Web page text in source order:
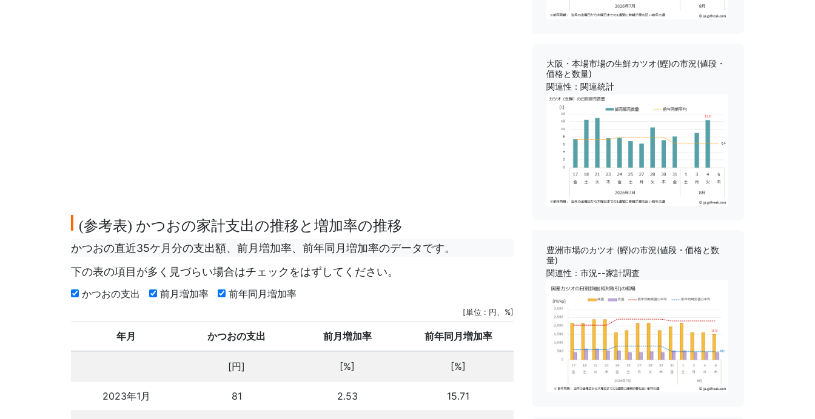
(参考表) かつおの家計支出の推移と増加率の推移
かつおの直近35ケ月分の支出額、前月増加率、前年同月増加率のデータです。
下の表の項目が多く見づらい場合はチェックをはずしてください。
かつおの支出 前月増加率 前年同月増加率
[単位 : 円、%]
年月 かつおの支出 前月増加率 前年同月増加率
[円] [%] [%]
2023年1月 81 2.53 15.71
大阪・本場市場の生鮮カツオ(鰹)の市況(値段・
価格と数量)
関連性：関連統計
豊洲市場のカツオ (鰹)の市況(値段・価格と数
量)
関連性：市況--家計調査